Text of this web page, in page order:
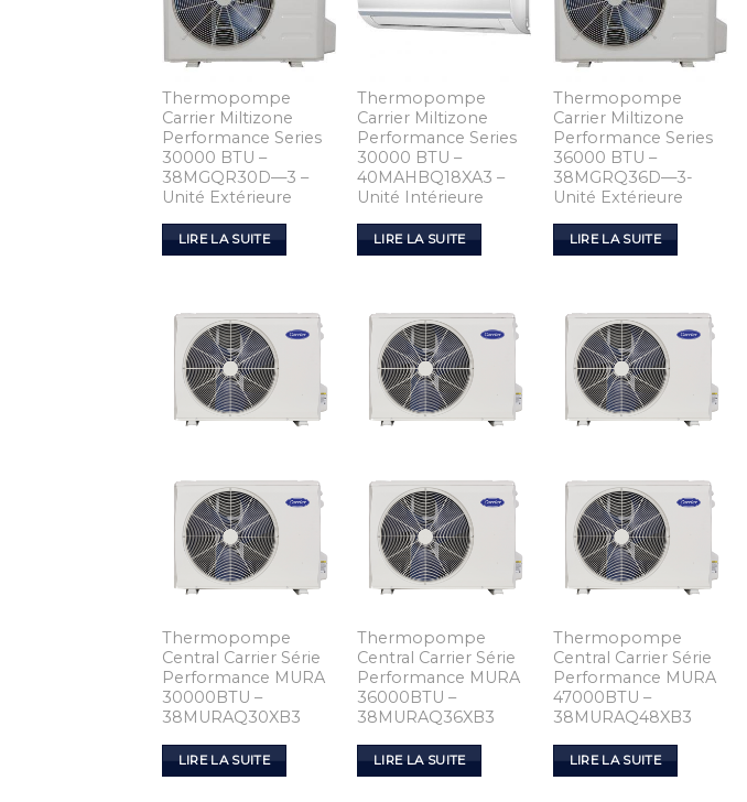
Thermopompe
Carrier Miltizone
Performance Series
30000 BTU –
38MGQR30D—3 –
Unité Extérieure
LIRE LA SUITE
Thermopompe
Carrier Miltizone
Performance Series
30000 BTU –
40MAHBQ18XA3 –
Unité Intérieure
LIRE LA SUITE
Thermopompe
Carrier Miltizone
Performance Series
36000 BTU –
38MGRQ36D—3-
Unité Extérieure
LIRE LA SUITE
Add to
Wishlist
Thermopompe
Central Carrier Série
Performance MURA
30000BTU –
38MURAQ30XB3
LIRE LA SUITE
Add to
Wishlist
Thermopompe
Central Carrier Série
Performance MURA
36000BTU –
38MURAQ36XB3
LIRE LA SUITE
Add to
Wishlist
Thermopompe
Central Carrier Série
Performance MURA
47000BTU –
38MURAQ48XB3
LIRE LA SUITE